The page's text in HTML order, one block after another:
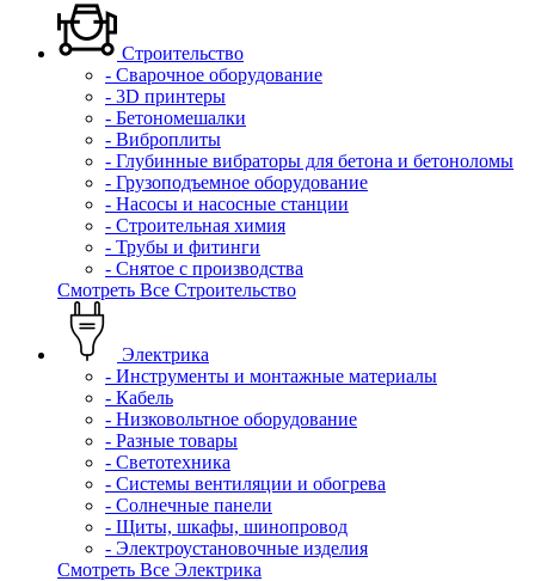
Строительство
- Сварочное оборудование
- 3D принтеры
- Бетономешалки
- Виброплиты
- Глубинные вибраторы для бетона и бетоноломы
- Грузоподъемное оборудование
- Насосы и насосные станции
- Строительная химия
- Трубы и фитинги
- Снятое с производства
Смотреть Все Строительство
Электрика
- Инструменты и монтажные материалы
- Кабель
- Низковольтное оборудование
- Разные товары
- Светотехника
- Системы вентиляции и обогрева
- Солнечные панели
- Щиты, шкафы, шинопровод
- Электроустановочные изделия
Смотреть Все Электрика